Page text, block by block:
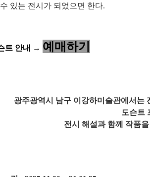
있는 전시가 되었으면 한다.
트 안내 → 예매하기
광역시 남구 이강하미술관에서는 전
도슨트
전시 해설과 함께 작품